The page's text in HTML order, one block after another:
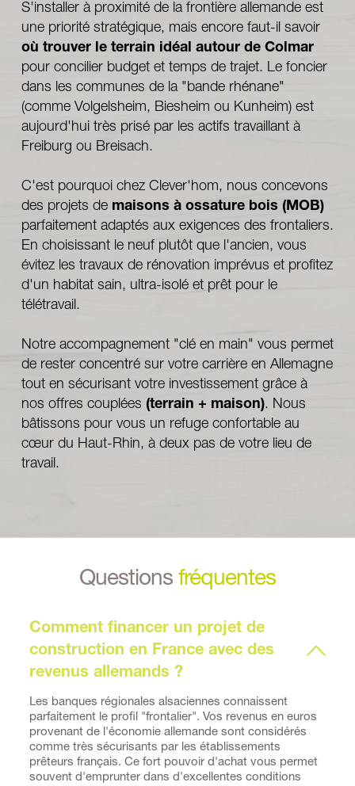
S'installer à proximité de la frontière allemande est
une priorité stratégique, mais encore faut-il savoir
où trouver le terrain idéal autour de Colmar
pour concilier budget et temps de trajet. Le foncier
dans les communes de la "bande rhénane"
(comme Volgelsheim, Biesheim ou Kunheim) est
aujourd'hui très prisé par les actifs travaillant à
Freiburg ou Breisach.
C'est pourquoi chez Clever'hom, nous concevons
des projets de
maisons à ossature bois (MOB)
parfaitement adaptés aux exigences des frontaliers.
En choisissant le neuf plutôt que l'ancien, vous
évitez les travaux de rénovation imprévus et profitez
d'un habitat sain, ultra-isolé et prêt pour le
télétravail.
Notre accompagnement "clé en main" vous permet
de rester concentré sur votre carrière en Allemagne
tout en sécurisant votre investissement grâce à
nos offres couplées (terrain + maison). Nous
bâtissons pour vous un refuge confortable au
cœur du Haut-Rhin, à deux pas de votre lieu de
travail.
Questions fréquentes
Comment financer un projet de
construction en France avec des
revenus allemands ?
Les banques régionales alsaciennes connaissent
parfaitement le profil "frontalier". Vos revenus en euros
provenant de l'économie allemande sont considérés
comme très sécurisants par les établissements
prêteurs français. Ce fort pouvoir d'achat vous permet
souvent d'emprunter dans d'excellentes conditions